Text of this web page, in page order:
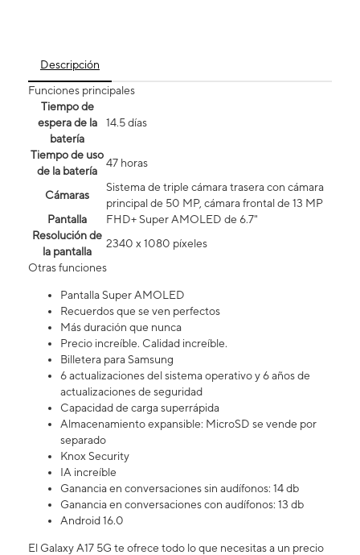
Descripción
Funciones principales
Tiempo de
espera de la
batería
14.5 días
Tiempo de uso
de la batería
47 horas
Cámaras
Sistema de triple cámara trasera con cámara
principal de 50 MP, cámara frontal de 13 MP
Pantalla
FHD+ Super AMOLED de 6.7"
Resolución de
la pantalla
2340 x 1080 píxeles
Otras funciones
Pantalla Super AMOLED
Recuerdos que se ven perfectos
Más duración que nunca
Precio increíble. Calidad increíble.
Billetera para Samsung
6 actualizaciones del sistema operativo y 6 años de
actualizaciones de seguridad
Capacidad de carga superrápida
Almacenamiento expansible: MicroSD se vende por
separado
Knox Security
IA increíble
Ganancia en conversaciones sin audífonos: 14 db
Ganancia en conversaciones con audífonos: 13 db
Android 16.0
El Galaxy A17 5G te ofrece todo lo que necesitas a un precio